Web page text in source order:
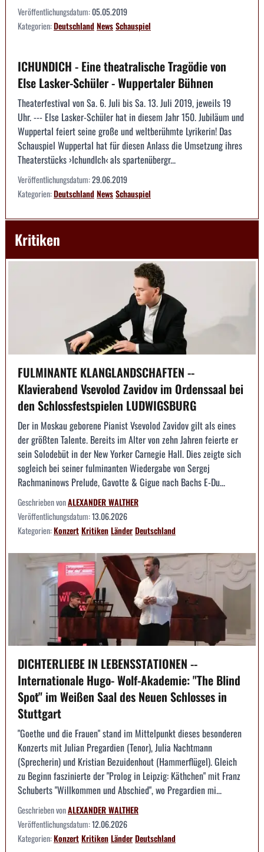
Veröffentlichungsdatum:05.05.2019
Kategorien:DeutschlandNewsSchauspiel
ICHUNDICH - Eine theatralische Tragödie von
Else Lasker-Schüler - Wuppertaler Bühnen
Theaterfestival von Sa. 6. Juli bis Sa. 13. Juli 2019, jeweils 19
Uhr. --- Else Lasker-Schüler hat in diesem Jahr 150. Jubiläum und
Wuppertal feiert seine große und weltberühmte Lyrikerin! Das
Schauspiel Wuppertal hat für diesen Anlass die Umsetzung ihres
Theaterstücks ›IchundIch‹ als spartenübergr...
Veröffentlichungsdatum:29.06.2019
Kategorien:DeutschlandNewsSchauspiel
Kritiken
FULMINANTE KLANGLANDSCHAFTEN --
Klavierabend Vsevolod Zavidov im Ordenssaal bei
den Schlossfestspielen LUDWIGSBURG
Der in Moskau geborene Pianist Vsevolod Zavidov gilt als eines
der größten Talente. Bereits im Alter von zehn Jahren feierte er
sein Solodebüt in der New Yorker Carnegie Hall. Dies zeigte sich
sogleich bei seiner fulminanten Wiedergabe von Sergej
Rachmaninows Prelude, Gavotte & Gigue nach Bachs E-Du...
Geschrieben vonALEXANDER WALTHER
Veröffentlichungsdatum:13.06.2026
Kategorien:KonzertKritikenLänderDeutschland
DICHTERLIEBE IN LEBENSSTATIONEN --
Internationale Hugo- Wolf-Akademie: "The Blind
Spot" im Weißen Saal des Neuen Schlosses in
Stuttgart
"Goethe und die Frauen" stand im Mittelpunkt dieses besonderen
Konzerts mit Julian Pregardien (Tenor), Julia Nachtmann
(Sprecherin) und Kristian Bezuidenhout (Hammerflügel). Gleich
zu Beginn faszinierte der "Prolog in Leipzig: Käthchen" mit Franz
Schuberts "Willkommen und Abschied", wo Pregardien mi...
Geschrieben vonALEXANDER WALTHER
Veröffentlichungsdatum:12.06.2026
Kategorien:KonzertKritikenLänderDeutschland